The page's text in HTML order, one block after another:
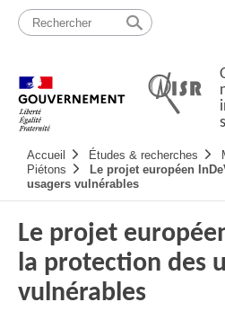
Passer
contenu
principale
Accueil Études & recherches
Piétons
Le projet européen
usagers vulnérables
Le projet
la protection des
vulnérables